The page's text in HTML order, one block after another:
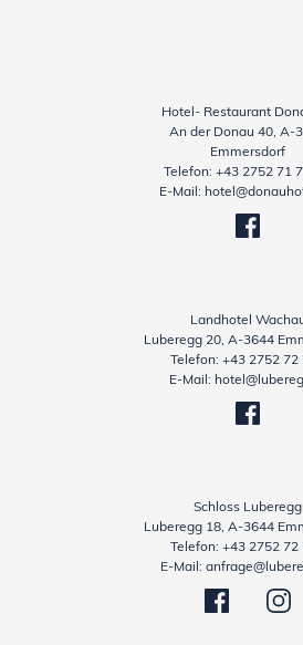
Hotel- Restaurant
An der Donau 40, A-
Emmersdorf
Telefon: +43 2752 71
E-Mail:
Landhotel
Luberegg 20, A-3644
Telefon: +43 2752 72
E-Mail:
Schloss Luberegg
Luberegg 18, A-3644
Telefon: +43 2752 72
E-Mail: